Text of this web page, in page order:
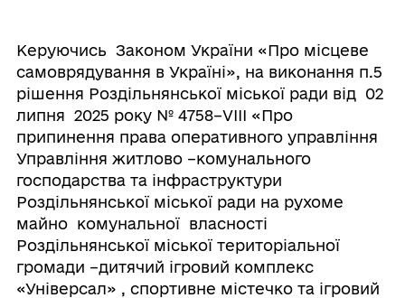
Керуючись Законом України «Про місцеве
самоврядування в Україні», на виконання п.5
рішення Роздільнянської міської ради від 02
липня 2025 року № 4758–VІІІ «Про
припинення права оперативного управління
Управління житлово –комунального
господарства та інфраструктури
Роздільнянської міської ради на рухоме
майно комунальної власності
Роздільнянської міської територіальної
громади –дитячий ігровий комплекс
«Універсал» , спортивне містечко та ігровий